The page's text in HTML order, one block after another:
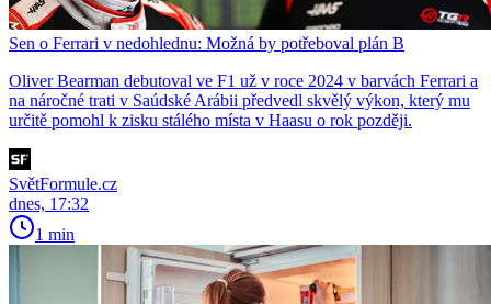
Sen o Ferrari v nedohlednu: Možná by potřeboval plán B
Oliver Bearman debutoval ve F1 už v roce 2024 v barvách Ferrari a
na náročné trati v Saúdské Arábii předvedl skvělý výkon, který mu
určitě pomohl k zisku stálého místa v Haasu o rok později.
SvětFormule.cz
dnes, 17:32
1 min